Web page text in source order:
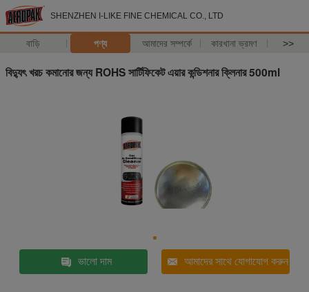
SHENZHEN I-LIKE FINE CHEMICAL CO., LTD
বাড়ি পণ্য আমাদের সম্পর্কে কারখানা ভ্রমণ >>
বিদ্যুৎ খরচ কমানোর জন্য ROHS সার্টিফিকেট এয়ার কন্ডিশনার ক্লিনার 500ml
ভালো দাম আমাদের সাথে যোগাযোগ করুন